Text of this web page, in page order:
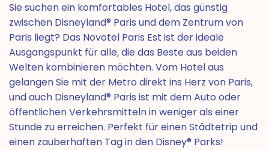
Sie suchen ein komfortables Hotel, das günstig
zwischen Disneyland® Paris und dem Zentrum von
Paris liegt? Das Novotel Paris Est ist der ideale
Ausgangspunkt für alle, die das Beste aus beiden
Welten kombinieren möchten. Vom Hotel aus
gelangen Sie mit der Metro direkt ins Herz von Paris,
und auch Disneyland® Paris ist mit dem Auto oder
öffentlichen Verkehrsmitteln in weniger als einer
Stunde zu erreichen. Perfekt für einen Städtetrip und
einen zauberhaften Tag in den Disney® Parks!